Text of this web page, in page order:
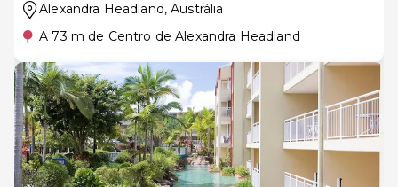
Alexandra Headland, Austrália
A 73 m de Centro de Alexandra Headland